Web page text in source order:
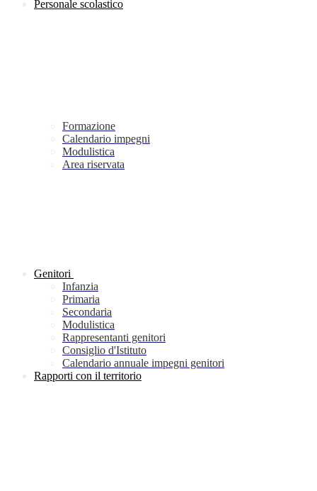
Personale scolastico
Formazione
Calendario impegni
Modulistica
Area riservata
Genitori
Infanzia
Primaria
Secondaria
Modulistica
Rappresentanti genitori
Consiglio d'Istituto
Calendario annuale impegni genitori
Rapporti con il territorio